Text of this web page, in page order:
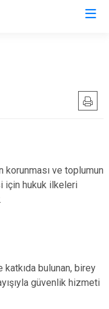
ve toplumun
için hukuk ilkeleri
bulunan, birey
güvenlik hizmeti